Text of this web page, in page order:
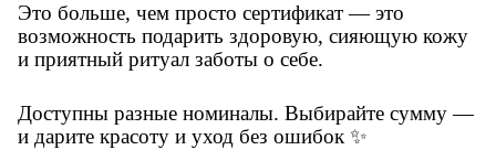
Это больше, чем просто сертификат — это
возможность подарить здоровую, сияющую кожу
и приятный ритуал заботы о себе.
Доступны разные номиналы. Выбирайте сумму —
и дарите красоту и уход без ошибок ✨